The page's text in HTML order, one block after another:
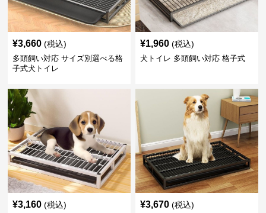
¥3,660 (税込)
多頭飼い対応 サイズ別選べる格
子式犬トイレ
¥1,960 (税込)
犬トイレ 多頭飼い対応 格子式
¥3,160 (税込) ¥3,670 (税込)